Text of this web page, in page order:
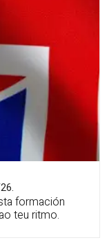
formación
teu ritmo.